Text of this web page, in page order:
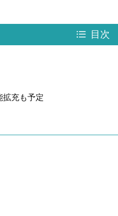
目次
拡充も予定